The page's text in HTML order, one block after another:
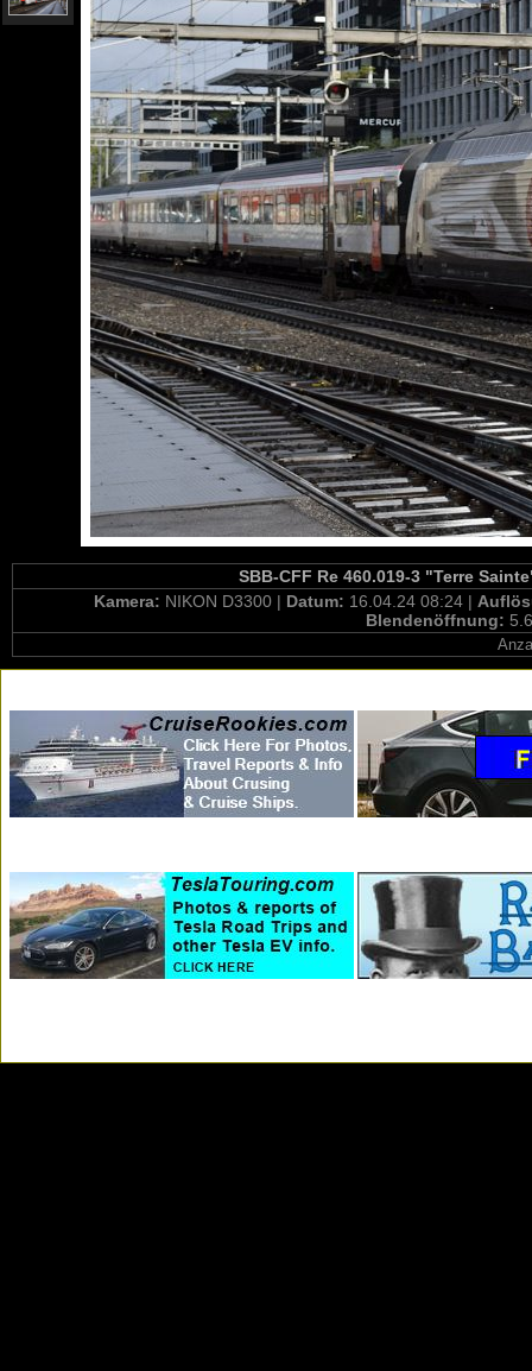
SBB-CFF Re 460.019-3 "Terre
Kamera: NIKON D3300 | Datum: 16.04.24 08:24 |
Blendenöffnung: